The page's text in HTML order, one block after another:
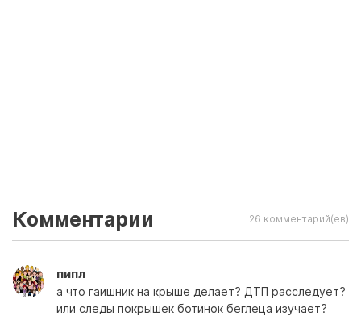
Комментарии 26 комментарий(ев)
пипл
а что гаишник на крыше делает? ДТП расследует?
или следы покрышек ботинок беглеца изучает?